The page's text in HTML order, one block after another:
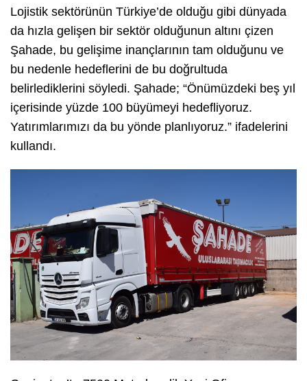
Lojistik sektörünün Türkiye’de olduğu gibi dünyada
da hızla gelişen bir sektör olduğunun altını çizen
Şahade, bu gelişime inançlarının tam olduğunu ve
bu nedenle hedeflerini de bu doğrultuda
belirlediklerini söyledi. Şahade; “Önümüzdeki beş yıl
içerisinde yüzde 100 büyümeyi hedefliyoruz.
Yatırımlarımızı da bu yönde planlıyoruz.” ifadelerini
kullandı.